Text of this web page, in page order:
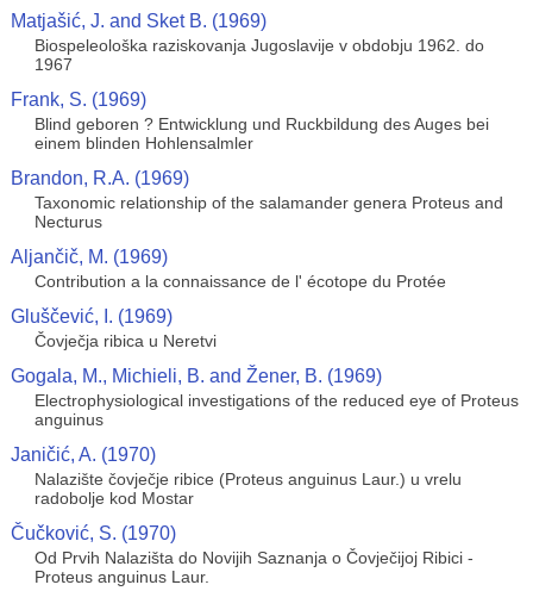
Matjašić, J. and Sket B. (1969)
Biospeleološka raziskovanja Jugoslavije v obdobju 1962. do
1967
Frank, S. (1969)
Blind geboren ? Entwicklung und Ruckbildung des Auges bei
einem blinden Hohlensalmler
Brandon, R.A. (1969)
Taxonomic relationship of the salamander genera Proteus and
Necturus
Aljančič, M. (1969)
Contribution a la connaissance de l' écotope du Protée
Gluščević, I. (1969)
Čovječja ribica u Neretvi
Gogala, M., Michieli, B. and Žener, B. (1969)
Electrophysiological investigations of the reduced eye of Proteus
anguinus
Janičić, A. (1970)
Nalazište čovječje ribice (Proteus anguinus Laur.) u vrelu
radobolje kod Mostar
Čučković, S. (1970)
Od Prvih Nalazišta do Novijih Saznanja o Čovječijoj Ribici -
Proteus anguinus Laur.